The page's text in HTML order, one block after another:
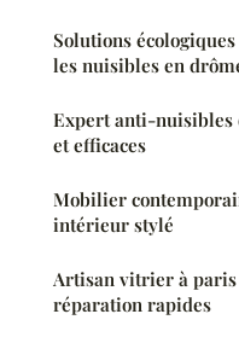
Solutions
les nuisibles en
Expert anti-nuisibles
et efficaces
Mobilier
intérieur stylé
Artisan vitrier à
réparation rapides